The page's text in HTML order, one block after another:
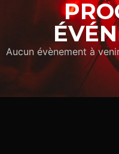
Aucun évènement à